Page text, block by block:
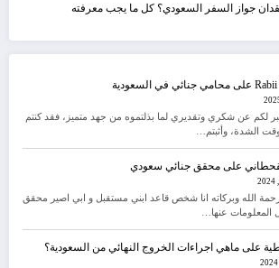
جواز السفر السعودي؟ كل ما يجب معرفته
على محامي جنائي في السعودية
لكم عن شكري وتقديري لما بذلتموه من جهد متميز، فقد كنتم
الشدة، وأثبتم…
على محقق جنائي سعودي
الله وبركاته انا شخص قاعد ابني مستقبل و ابي اصير محقق
المعلومات عنها…
على ماهي اجراءات الخروج النهائي من السعودية؟